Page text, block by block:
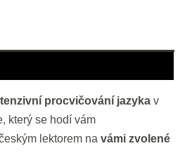
procvičování jazykav
který se hodí vám
lektorem na vámi zvolené